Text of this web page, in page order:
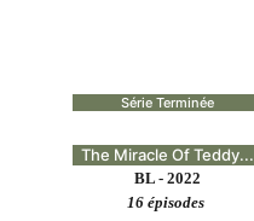
Série Terminée
The Miracle Of Teddy...
BL - 2022
16 épisodes